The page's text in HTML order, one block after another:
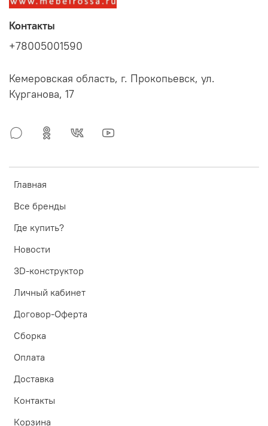
Главная
Все бренды
Где купить?
Новости
3D-конструктор
Личный кабинет
Договор-Оферта
Сборка
Оплата
Доставка
Контакты
Корзина
Контакты
+78005001590
Кемеровская область, г. Прокопьевск, ул.
Курганова, 17